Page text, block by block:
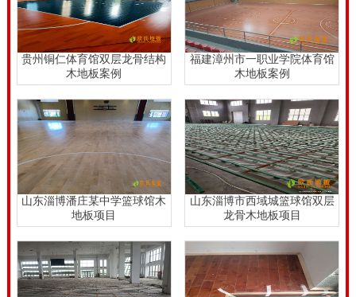
贵州铜仁体育馆双层龙骨结构
木地板案例
福建漳州市一职业学院体育馆
木地板案例
山东淄博潘庄某中学篮球馆木
地板项目
山东淄博市西域城篮球馆双层
龙骨木地板项目